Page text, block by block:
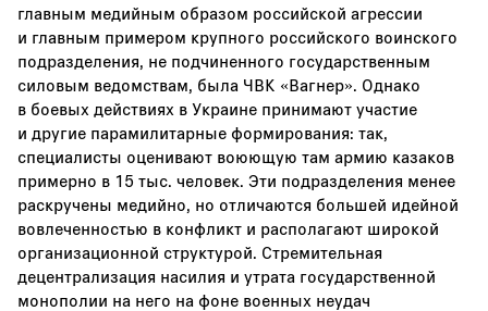
главным медийным образом российской агрессии
и главным примером крупного российского воинского
подразделения, не подчиненного государственным
силовым ведомствам, была ЧВК «Вагнер». Однако
в боевых действиях в Украине принимают участие
и другие парамилитарные формирования: так,
специалисты оценивают воюющую там армию казаков
примерно в 15 тыс. человек. Эти подразделения менее
раскручены медийно, но отличаются большей идейной
вовлеченностью в конфликт и располагают широкой
организационной структурой. Стремительная
децентрализация насилия и утрата государственной
монополии на него на фоне военных неудач